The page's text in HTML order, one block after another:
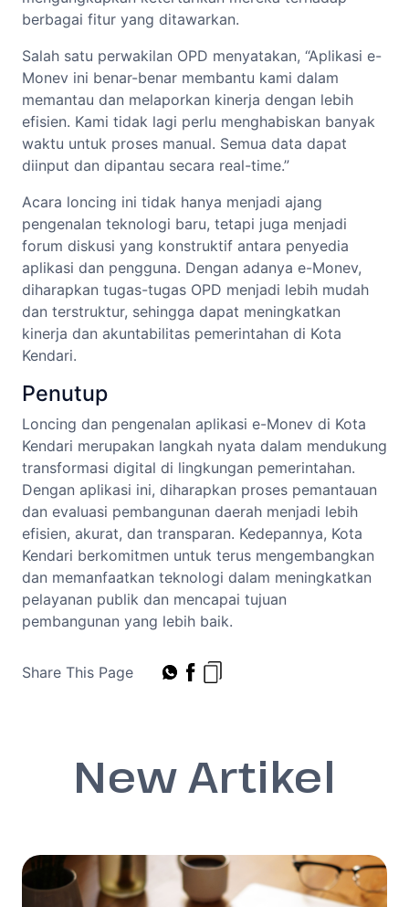
berbagai fitur yang ditawarkan.
Salah satu perwakilan OPD menyatakan, “Aplikasi e-
Monev ini benar-benar membantu kami dalam
memantau dan melaporkan kinerja dengan lebih
efisien. Kami tidak lagi perlu menghabiskan banyak
waktu untuk proses manual. Semua data dapat
diinput dan dipantau secara real-time.”
Acara loncing ini tidak hanya menjadi ajang
pengenalan teknologi baru, tetapi juga menjadi
forum diskusi yang konstruktif antara penyedia
aplikasi dan pengguna. Dengan adanya e-Monev,
diharapkan tugas-tugas OPD menjadi lebih mudah
dan terstruktur, sehingga dapat meningkatkan
kinerja dan akuntabilitas pemerintahan di Kota
Kendari.
Penutup
Loncing dan pengenalan aplikasi e-Monev di Kota
Kendari merupakan langkah nyata dalam mendukung
transformasi digital di lingkungan pemerintahan.
Dengan aplikasi ini, diharapkan proses pemantauan
dan evaluasi pembangunan daerah menjadi lebih
efisien, akurat, dan transparan. Kedepannya, Kota
Kendari berkomitmen untuk terus mengembangkan
dan memanfaatkan teknologi dalam meningkatkan
pelayanan publik dan mencapai tujuan
pembangunan yang lebih baik.
Share This Page
New Artikel